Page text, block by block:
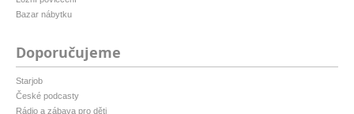
Bazar nábytku
Doporučujeme
Starjob
České podcasty
Rádio a zábava pro děti